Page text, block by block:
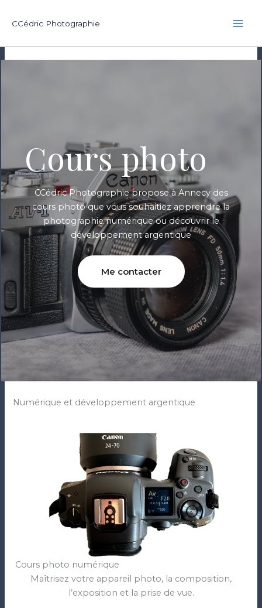
CCédric Photographie
Cours photo
CCédric Photographie propose à Annecy des
cours photo que vous souhaitiez apprendre la
photographie numérique ou découvrir le
développement argentique
Me contacter
Numérique et développement argentique
Cours photo numérique
Maîtrisez votre appareil photo, la composition,
l’exposition et la prise de vue.